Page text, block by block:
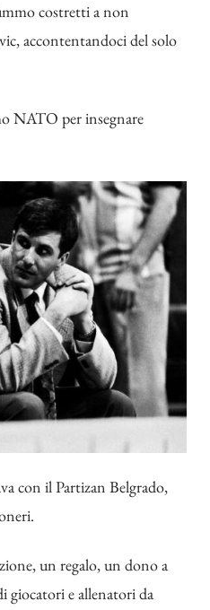
costretti a non
accontentandoci del solo
NATO per insegnare
con il Partizan Belgrado,
un regalo, un dono a
giocatori e allenatori da